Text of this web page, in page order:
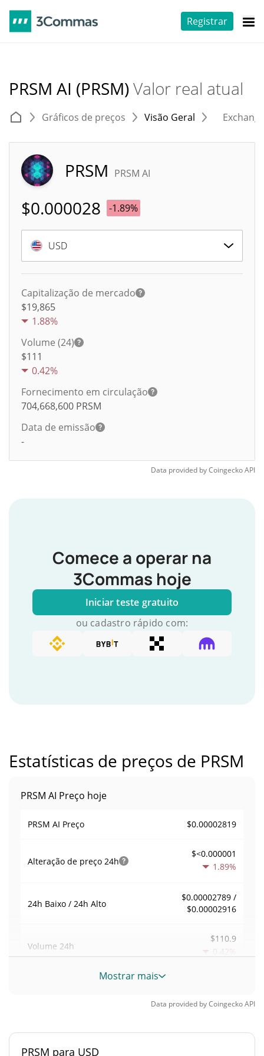
Registrar
PRSM AI (PRSM)Valor real atual
Gráficos de preços Visão Geral
PRSM PRSM AI
$0.000028 -1.89%
USD
Capitalização de mercado
$19,865
1.88%
Volume (24)
$111
0.42%
Fornecimento em circulação
704,668,600 PRSM
Data de emissão
-
Data provided byCoingeckoAPI
Comece a operar na
3Commas hoje
Iniciar teste gratuito
ou cadastro rápido com:
Estatísticas de preços de PRSM
PRSM AI Preço hoje
PRSM AI Preço $0.00002819
Alteração de preço 24h
$<0.000001
1.89%
24h Baixo / 24h Alto
$0.00002789 /
$0.00002916
Volume 24h
$110.9
0.42%
Volume / Limite de
Mostrar mais
Data provided byCoingeckoAPI
PRSM para USD